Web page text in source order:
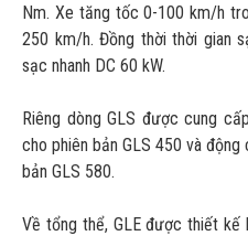
Nm. Xe tăng tốc 0-100 km/h
250 km/h. Đồng thời thời gian
sạc nhanh DC 60 kW.
Riêng dòng GLS được cung
cho phiên bản GLS 450 và
bản GLS 580.
Về tổng thể, GLE được thiết